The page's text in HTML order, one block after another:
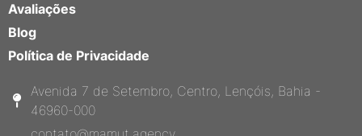
Avaliações
Blog
Política de Privacidade
Avenida 7 de Setembro, Centro, Lençóis, Bahia -
46960-000